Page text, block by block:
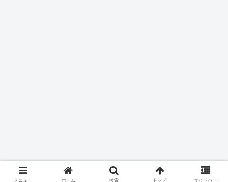
メニュー ホーム 検索 トップ サイドバー